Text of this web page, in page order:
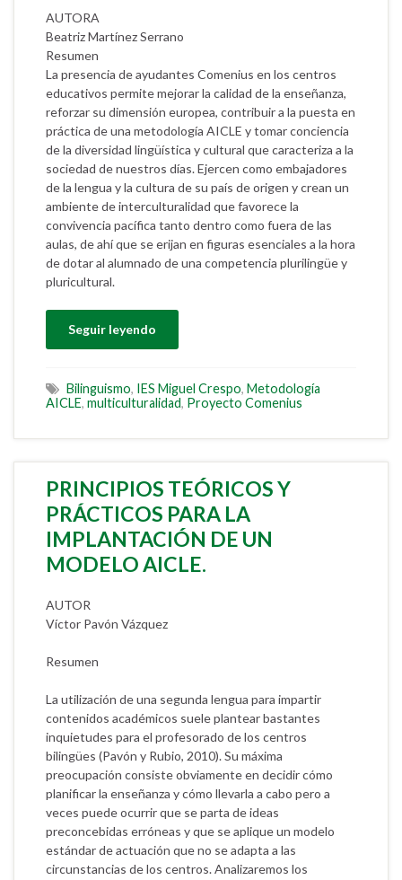
AUTORA
Beatriz Martínez Serrano
Resumen
La presencia de ayudantes Comenius en los centros
educativos permite mejorar la calidad de la enseñanza,
reforzar su dimensión europea, contribuir a la puesta en
práctica de una metodología AICLE y tomar conciencia
de la diversidad lingüística y cultural que caracteriza a la
sociedad de nuestros días. Ejercen como embajadores
de la lengua y la cultura de su país de origen y crean un
ambiente de interculturalidad que favorece la
convivencia pacífica tanto dentro como fuera de las
aulas, de ahí que se erijan en figuras esenciales a la hora
de dotar al alumnado de una competencia plurilingüe y
pluricultural.
Seguir leyendo
Bilinguismo, IES Miguel Crespo, Metodología
AICLE, multiculturalidad, Proyecto Comenius
PRINCIPIOS TEÓRICOS Y
PRÁCTICOS PARA LA
IMPLANTACIÓN DE UN
MODELO AICLE.
AUTOR
Víctor Pavón Vázquez
Resumen
La utilización de una segunda lengua para impartir
contenidos académicos suele plantear bastantes
inquietudes para el profesorado de los centros
bilingües (Pavón y Rubio, 2010). Su máxima
preocupación consiste obviamente en decidir cómo
planificar la enseñanza y cómo llevarla a cabo pero a
veces puede ocurrir que se parta de ideas
preconcebidas erróneas y que se aplique un modelo
estándar de actuación que no se adapta a las
circunstancias de los centros. Analizaremos los